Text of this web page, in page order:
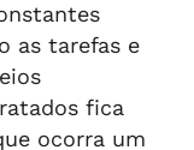
as tarefas e
fica
ocorra um